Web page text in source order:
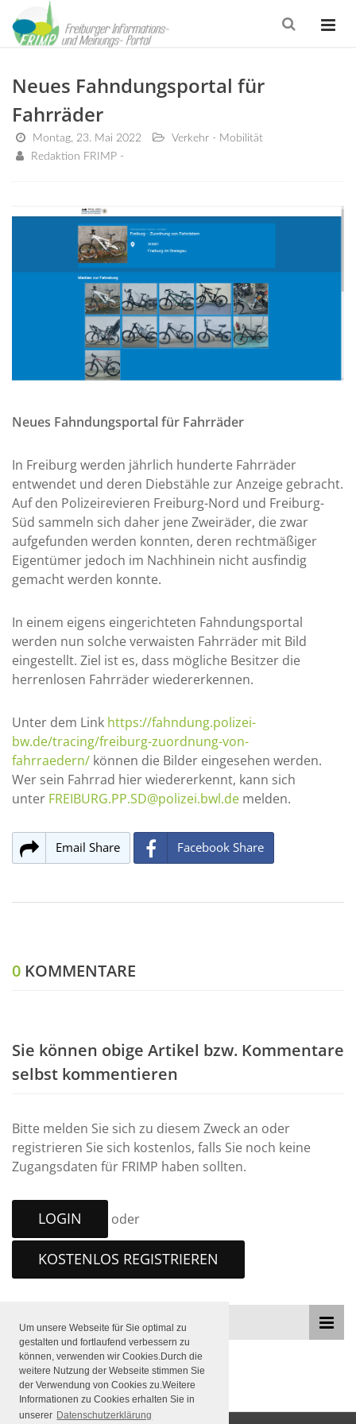
Um unsere Webseite für Sie optimal zu
gestalten und fortlaufend verbessern zu
können, verwenden wir Cookies.Durch die
weitere Nutzung der Webseite stimmen Sie
der Verwendung von Cookies zu.Weitere
Informationen zu Cookies erhalten Sie in
unserer Datenschutzerklärung
Neues Fahndungsportal für
Fahrräder
Montag, 23. Mai 2022
Verkehr - Mobilität
Redaktion FRIMP -
Neues Fahndungsportal für Fahrräder
In Freiburg werden jährlich hunderte Fahrräder
entwendet und deren Diebstähle zur Anzeige gebracht.
Auf den Polizeirevieren Freiburg-Nord und Freiburg-
Süd sammeln sich daher jene Zweiräder, die zwar
aufgefunden werden konnten, deren rechtmäßiger
Eigentümer jedoch im Nachhinein nicht ausfindig
gemacht werden konnte.
In einem eigens eingerichteten Fahndungsportal
werden nun solche verwaisten Fahrräder mit Bild
eingestellt. Ziel ist es, dass mögliche Besitzer die
herrenlosen Fahrräder wiedererkennen.
Unter dem Link https://fahndung.polizei-
bw.de/tracing/freiburg-zuordnung-von-
fahrraedern/ können die Bilder eingesehen werden.
Wer sein Fahrrad hier wiedererkennt, kann sich
unter FREIBURG.PP.SD@polizei.bwl.de melden.
Email Share Facebook Share
0 KOMMENTARE
Sie können obige Artikel bzw. Kommentare
selbst kommentieren
Bitte melden Sie sich zu diesem Zweck an oder
registrieren Sie sich kostenlos, falls Sie noch keine
Zugangsdaten für FRIMP haben sollten.
LOGIN oder
KOSTENLOS REGISTRIEREN
THEMEN